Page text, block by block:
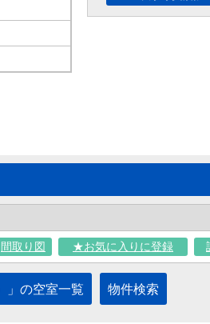
間取り図 ★お気に入りに登録
」の空室一覧 物件検索